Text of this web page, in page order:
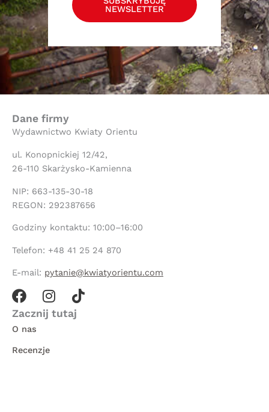
NEWSLETTER
Dane firmy
Wydawnictwo Kwiaty Orientu
ul. Konopnickiej 12/42,
26-110 Skarżysko-Kamienna
NIP: 663-135-30-18
REGON: 292387656
Godziny kontaktu: 10:00–16:00
Telefon: +48 41 25 24 870
E-mail: pytanie@kwiatyorientu.com
F
a
c
b
I
n
s
a
T
Zacznij tutaj
O nas
Recenzje